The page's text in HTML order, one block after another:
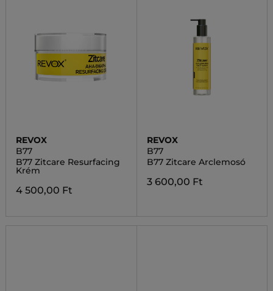
REVOX
B77
B77 Zitcare Resurfacing
Krém
4 500,00 Ft
REVOX
B77
B77 Zitcare Arclemosó
3 600,00 Ft